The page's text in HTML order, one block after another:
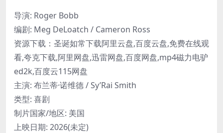
导演: Roger Bobb
编剧: Meg DeLoatch / Cameron Ross
资源下载：圣诞如常下载阿里云盘,百度云盘,免费在线观
看,夸克下载,阿里网盘,迅雷网盘,百度网盘,mp4磁力电驴
ed2k,百度云115网盘
主演: 布兰蒂·诺维德 / Sy’Rai Smith
类型: 喜剧
制片国家/地区: 美国
上映日期: 2026(未定)